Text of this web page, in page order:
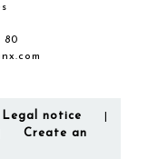
80
Legal notice
Create an